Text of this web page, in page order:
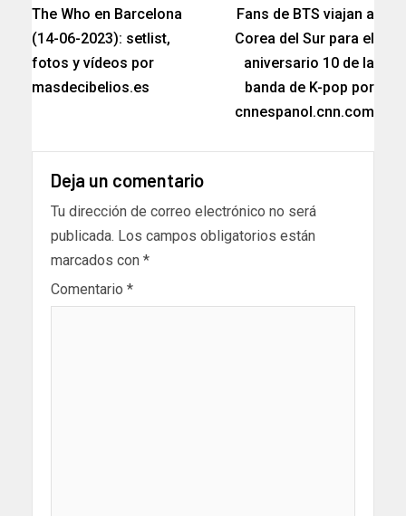
The Who en Barcelona
(14-06-2023): setlist,
fotos y vídeos por
masdecibelios.es
Fans de BTS viajan a
Corea del Sur para el
aniversario 10 de la
banda de K-pop por
cnnespanol.cnn.com
Deja un comentario
Tu dirección de correo electrónico no será
publicada. Los campos obligatorios están
marcados con *
Comentario *